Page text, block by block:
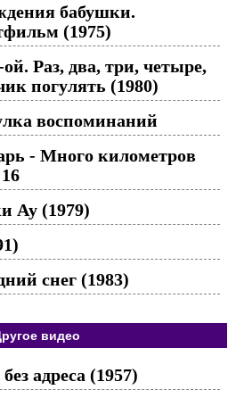
бабушки.
(1975)
Раз, два, три, четыре,
погулять (1980)
воспоминаний
- Много километров
Ау (1979)
снег (1983)
видео
адреса (1957)